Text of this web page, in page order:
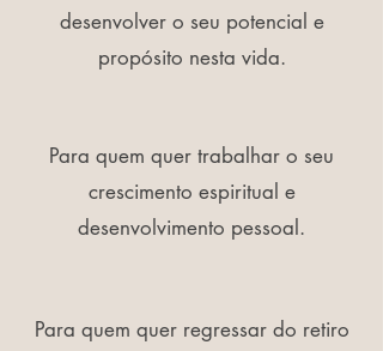
desenvolver o seu potencial e
propósito nesta vida.
Para quem quer trabalhar o seu
crescimento espiritual e
desenvolvimento pessoal.
Para quem quer regressar do retiro